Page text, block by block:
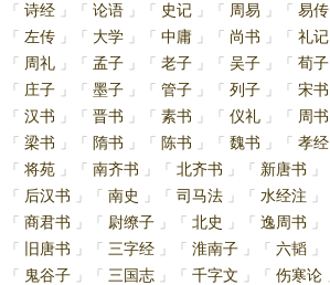
「 诗经 」 「 论语 」 「 史记 」 「 周易 」 「 易传
「
左传 」 「 大学 」 「 中庸 」 「 尚书 」 「 礼记
「
周礼 」 「 孟子 」 「 老子 」 「 吴子 」 「 荀子
「
庄子 」 「 墨子 」 「 管子 」 「 列子 」 「 宋书
「 汉书 」 「 晋书 」 「 素书 」 「 仪礼 」 「 周书
「 梁书 」 「 隋书 」 「 陈书 」 「 魏书 」 「 孝经
「 将苑 」 「 南齐书 」 「 北齐书 」 「 新唐书
」
「
后汉书 」 「 南史 」 「 司马法 」 「 水经注
」
「 商君书 」 「 尉缭子 」 「 北史 」 「 逸周书
」
「
旧唐书 」 「 三字经 」 「 淮南子 」 「 六韬 」
「
鬼谷子 」 「 三国志 」 「 千字文 」 「 伤寒论